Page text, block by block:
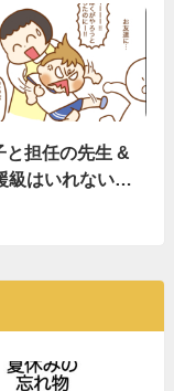
と担任の先生 &
級はいれない…